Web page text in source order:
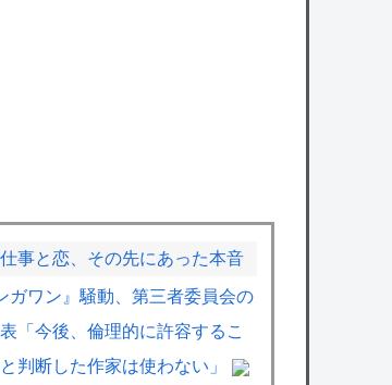
事と恋、その先にあった本音
ガワン』騒動、第三者委員会の
「今後、倫理的に許容するこ
判断した作家は使わない」